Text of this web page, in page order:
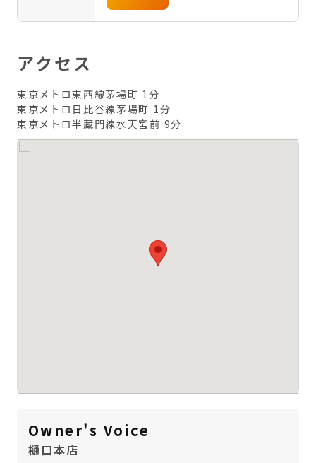
アクセス
東京メトロ東西線茅場町 1分
東京メトロ日比谷線茅場町 1分
東京メトロ半蔵門線水天宮前 9分
Owner's Voice
樋口本店